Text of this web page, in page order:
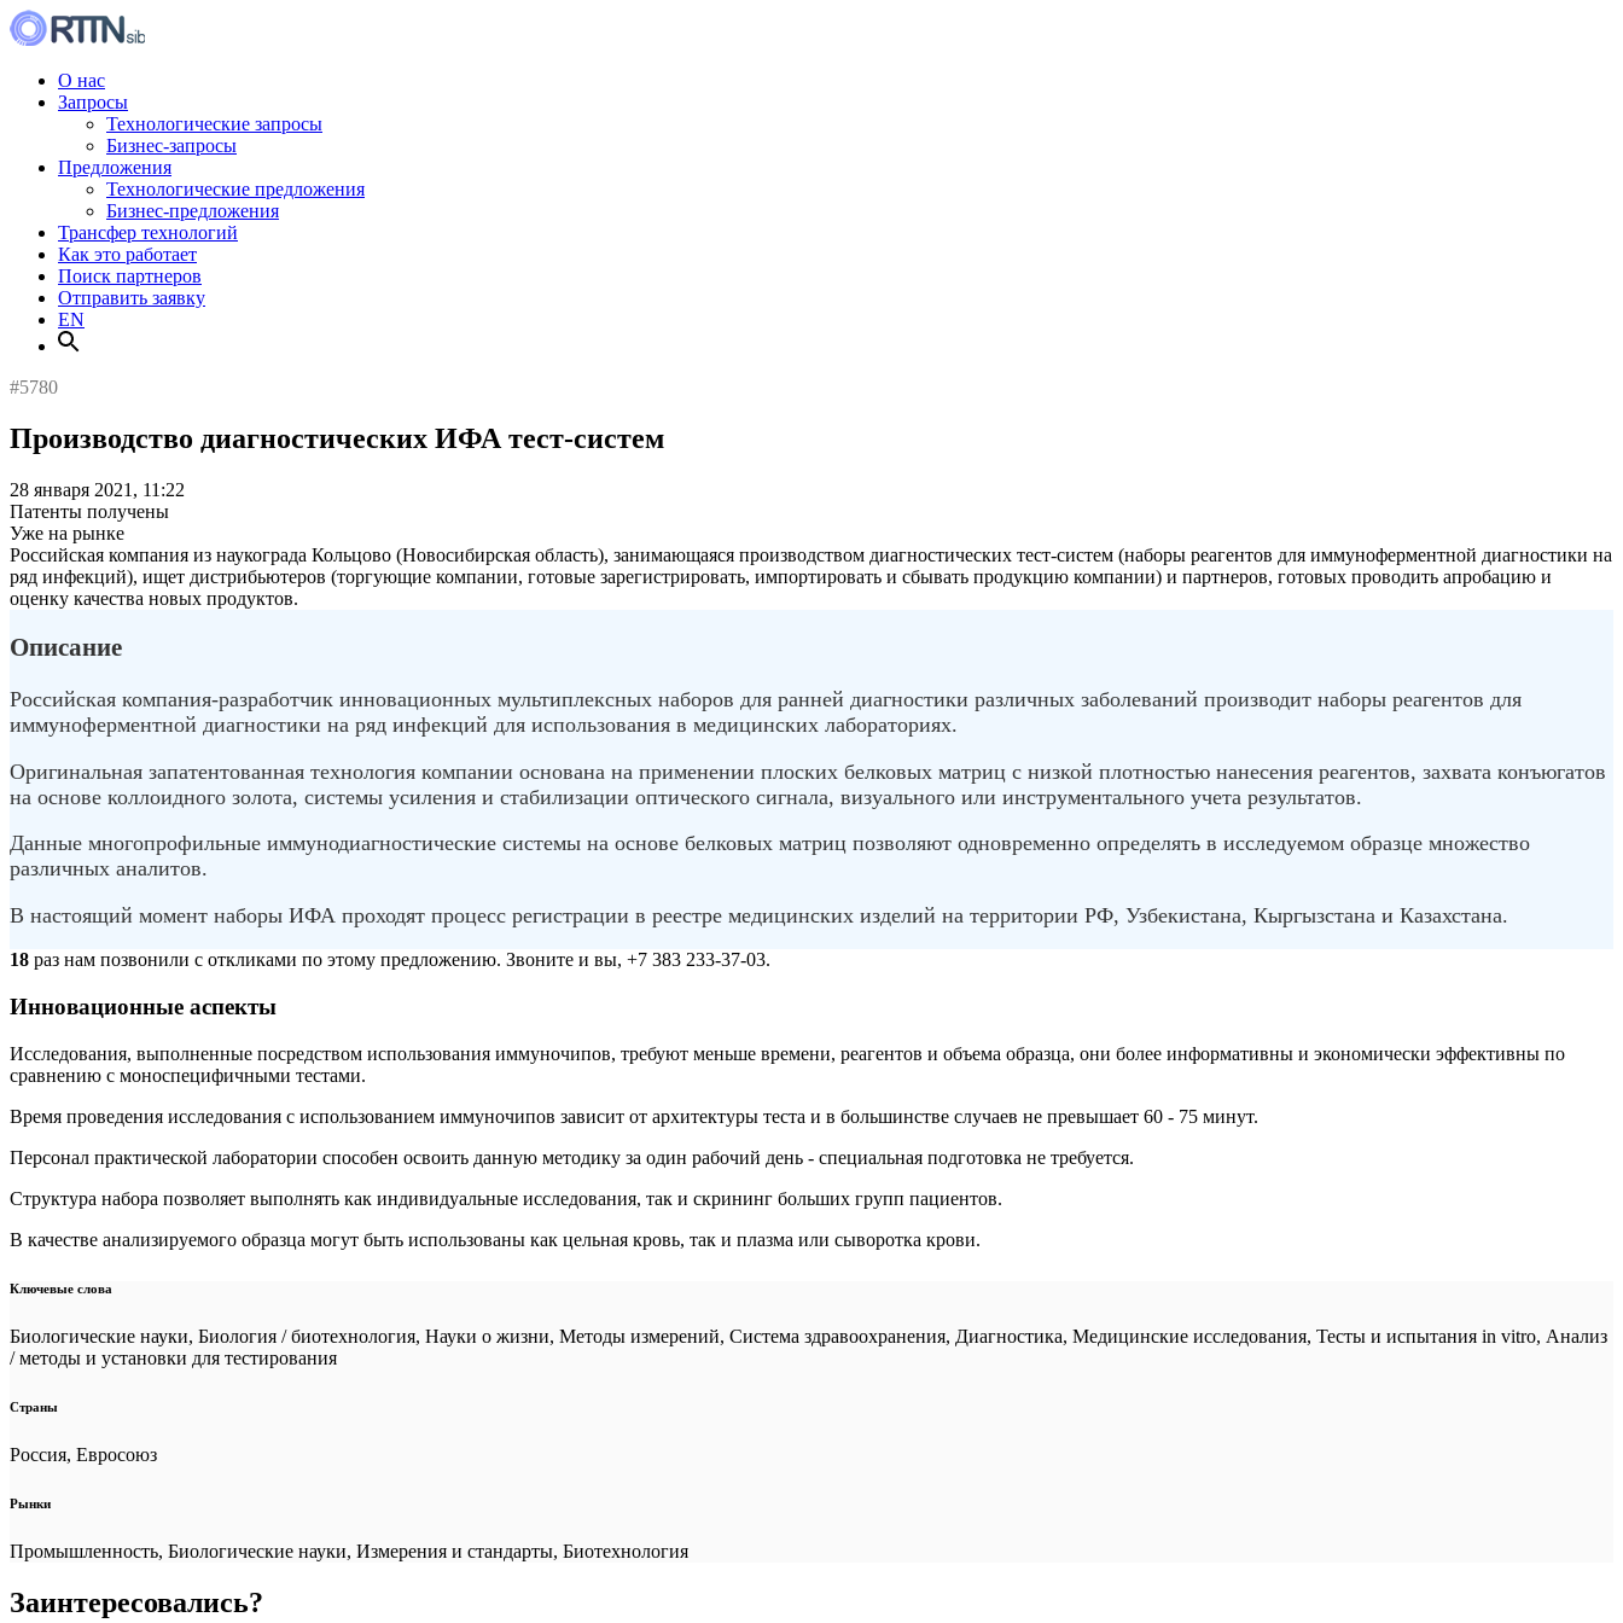
О нас
Запросы
Технологические запросы
Бизнес-запросы
Предложения
Технологические предложения
Бизнес-предложения
Трансфер технологий
Как это работает
Поиск партнеров
Отправить заявку
EN
#5780
Производство диагностических ИФА тест-систем
28 января 2021, 11:22
Патенты получены
Уже на рынке
Российская компания из наукограда Кольцово (Новосибирская область), занимающаяся производством диагностических тест-систем (наборы реагентов для иммуноферментной диагностики на
ряд инфекций), ищет дистрибьютеров (торгующие компании, готовые зарегистрировать, импортировать и сбывать продукцию компании) и партнеров, готовых проводить апробацию и
оценку качества новых продуктов.
Описание
Российская компания-разработчик инновационных мультиплексных наборов для ранней диагностики различных заболеваний производит наборы реагентов для
иммуноферментной диагностики на ряд инфекций для использования в медицинских лабораториях.
Оригинальная запатентованная технология компании основана на применении плоских белковых матриц с низкой плотностью нанесения реагентов, захвата конъюгатов
на основе коллоидного золота, системы усиления и стабилизации оптического сигнала, визуального или инструментального учета результатов.
Данные многопрофильные иммунодиагностические системы на основе белковых матриц позволяют одновременно определять в исследуемом образце множество
различных аналитов.
В настоящий момент наборы ИФА проходят процесс регистрации в реестре медицинских изделий на территории РФ, Узбекистана, Кыргызстана и Казахстана.
18 раз нам позвонили с откликами по этому предложению. Звоните и вы, +7 383 233-37-03.
Инновационные аспекты
Исследования, выполненные посредством использования иммуночипов, требуют меньше времени, реагентов и объема образца, они более информативны и экономически эффективны по
сравнению с моноспецифичными тестами.
Время проведения исследования с использованием иммуночипов зависит от архитектуры теста и в большинстве случаев не превышает 60 - 75 минут.
Персонал практической лаборатории способен освоить данную методику за один рабочий день - специальная подготовка не требуется.
Структура набора позволяет выполнять как индивидуальные исследования, так и скрининг больших групп пациентов.
В качестве анализируемого образца могут быть использованы как цельная кровь, так и плазма или сыворотка крови.
Ключевые слова
Биологические науки, Биология / биотехнология, Науки о жизни, Методы измерений, Система здравоохранения, Диагностика, Медицинские исследования, Тесты и испытания in vitro, Анализ
/ методы и установки для тестирования
Страны
Россия, Евросоюз
Рынки
Промышленность, Биологические науки, Измерения и стандарты, Биотехнология
Заинтересовались?